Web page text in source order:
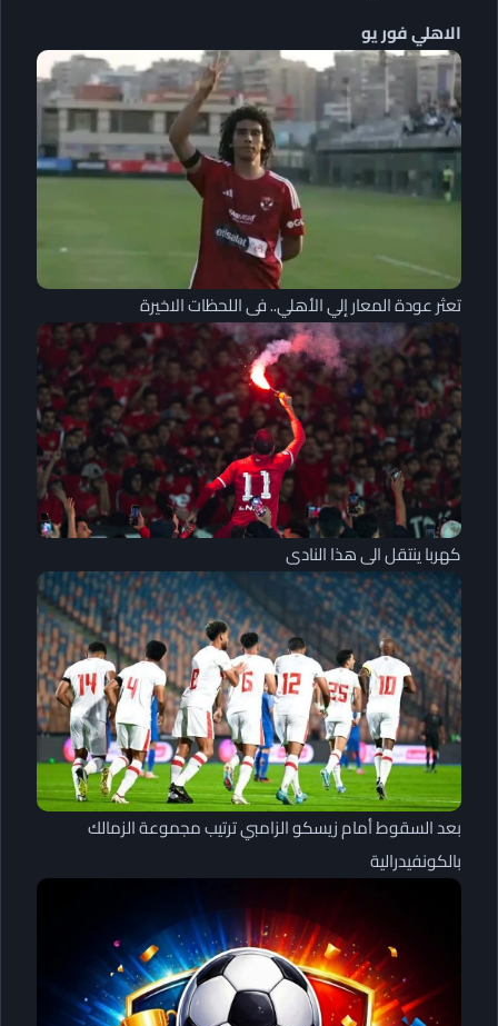
الاهلي فور يو
تعثر عودة المعار إلي الأهلي.. فى اللحظات الاخيرة
كهربا ينتقل الى هذا النادى
بعد السقوط أمام زيسكو الزامبي ترتيب مجموعة الزمالك
بالكونفيدرالية